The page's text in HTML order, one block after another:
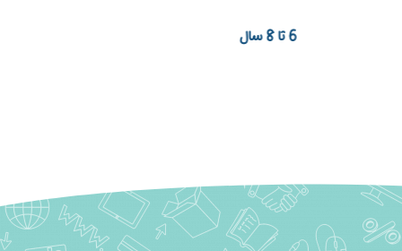
9 تا 12 سال